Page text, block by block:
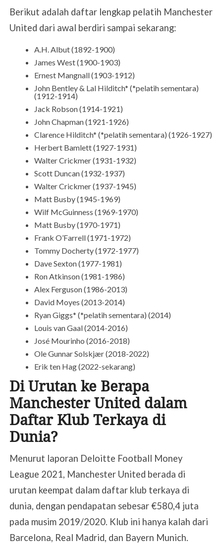
Berikut adalah daftar lengkap pelatih Manchester
United dari awal berdiri sampai sekarang:
A.H. Albut (1892-1900)
James West (1900-1903)
Ernest Mangnall (1903-1912)
John Bentley & Lal Hilditch* (*pelatih sementara)
(1912-1914)
Jack Robson (1914-1921)
John Chapman (1921-1926)
Clarence Hilditch* (*pelatih sementara) (1926-1927)
Herbert Bamlett (1927-1931)
Walter Crickmer (1931-1932)
Scott Duncan (1932-1937)
Walter Crickmer (1937-1945)
Matt Busby (1945-1969)
Wilf McGuinness (1969-1970)
Matt Busby (1970-1971)
Frank O’Farrell (1971-1972)
Tommy Docherty (1972-1977)
Dave Sexton (1977-1981)
Ron Atkinson (1981-1986)
Alex Ferguson (1986-2013)
David Moyes (2013-2014)
Ryan Giggs* (*pelatih sementara) (2014)
Louis van Gaal (2014-2016)
José Mourinho (2016-2018)
Ole Gunnar Solskjær (2018-2022)
Erik ten Hag (2022-sekarang)
Di Urutan ke Berapa
Manchester United dalam
Daftar Klub Terkaya di
Dunia?
Menurut laporan Deloitte Football Money
League 2021, Manchester United berada di
urutan keempat dalam daftar klub terkaya di
dunia, dengan pendapatan sebesar €580,4 juta
pada musim 2019/2020. Klub ini hanya kalah dari
Barcelona, Real Madrid, dan Bayern Munich.